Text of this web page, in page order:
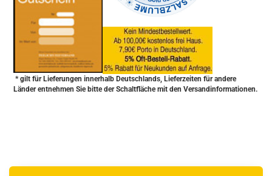
* gilt für Lieferungen innerhalb Deutschlands, Lieferzeiten für andere
Länder entnehmen Sie bitte der Schaltfläche mit den Versandinformationen.